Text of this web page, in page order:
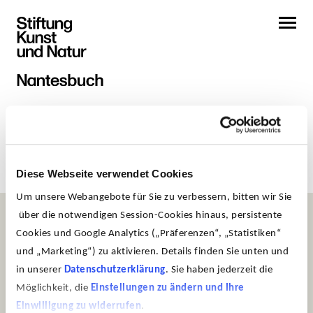
Diese Webseite verwendet Cookies
Um unsere Webangebote für Sie zu verbessern, bitten wir Sie
über die notwendigen Session-Cookies hinaus, persistente
Cookies und Google Analytics („Präferenzen“, „Statistiken“
und „Marketing“) zu aktivieren. Details finden Sie unten und
in unserer Datenschutzerklärung. Sie haben jederzeit die
Möglichkeit, die Einstellungen zu ändern und Ihre
Einwilligung zu widerrufen.